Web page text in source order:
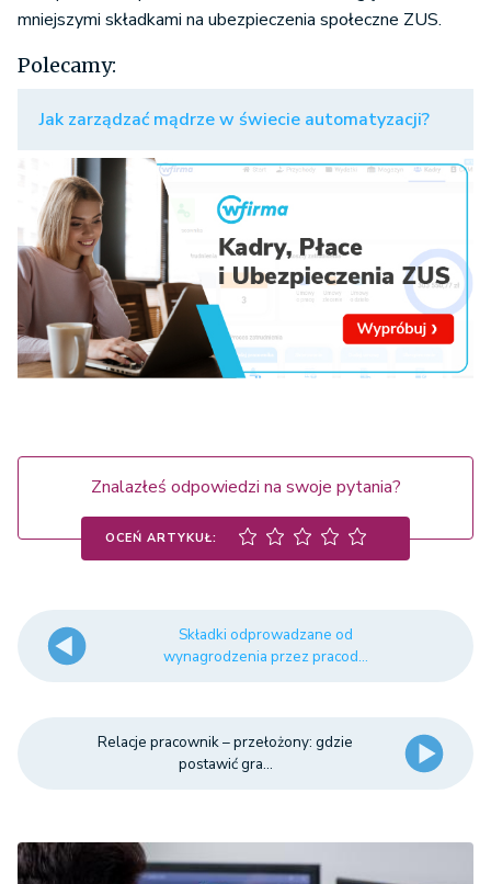
mniejszymi składkami na ubezpieczenia społeczne ZUS.
Polecamy:
Jak zarządzać mądrze w świecie automatyzacji?
Znalazłeś odpowiedzi na swoje pytania?
OCEŃ ARTYKUŁ:
Składki odprowadzane od
wynagrodzenia przez pracod...
Relacje pracownik – przełożony: gdzie
postawić gra...